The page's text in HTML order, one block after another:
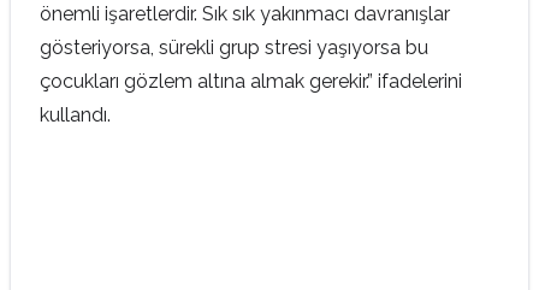
önemli işaretlerdir. Sık sık yakınmacı davranışlar
gösteriyorsa, sürekli grup stresi yaşıyorsa bu
çocukları gözlem altına almak gerekir.” ifadelerini
kullandı.